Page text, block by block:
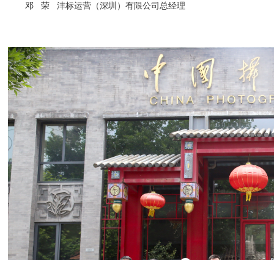
邓 荣 沣标运营（深圳）有限公司总经理